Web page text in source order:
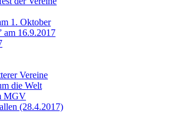
1. Oktober
am 16.9.2017
Vereine
die Welt
MGV
(28.4.2017)